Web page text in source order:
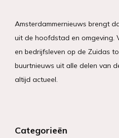
Amsterdammernieuws brengt
uit de hoofdstad en omgeving.
en bedrijfsleven op de Zuidas
buurtnieuws uit alle delen van
altijd actueel.
Categorieën